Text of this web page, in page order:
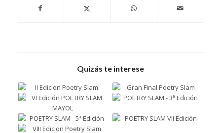
Quizás te interese